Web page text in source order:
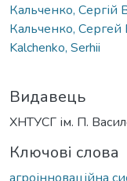
Кальченко,
Кальченко,
Kalchenko, Serhii
Видавець
ХНТУСГ ім. П.
Ключові слова